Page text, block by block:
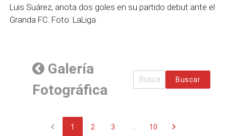
Luis Suárez, anota dos goles en su partido debut ante el
Granda FC. Foto: LaLiga
Galería
Fotográfica
Buscar
chevron_left 1 2 3 10 chevron_right